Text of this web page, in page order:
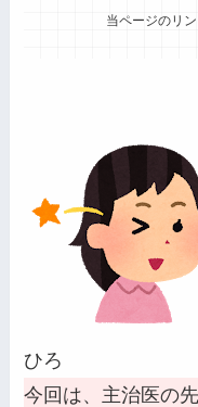
当ページのリ
ひろ
今回は、主治医の